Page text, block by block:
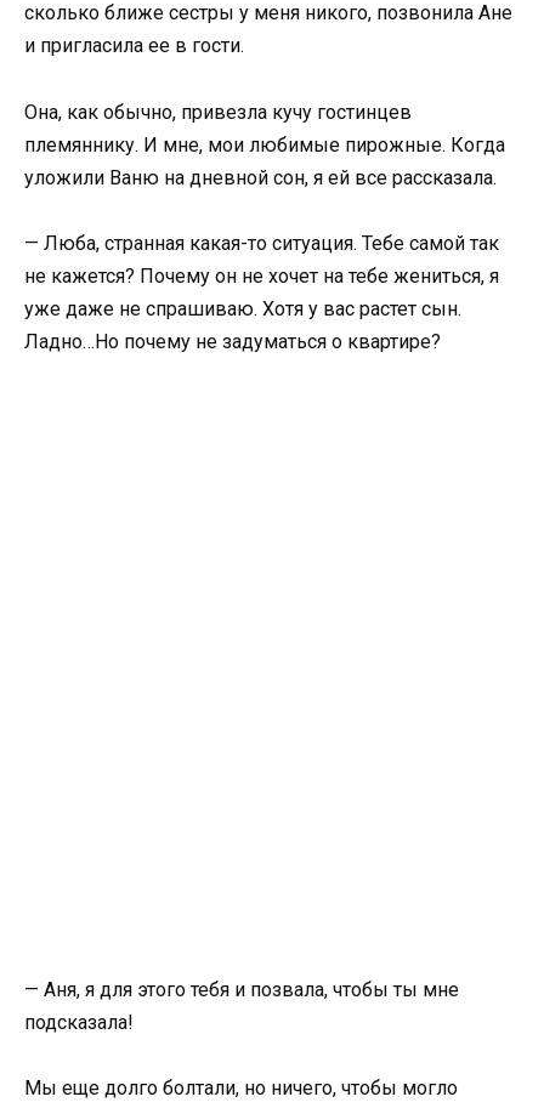
сколько ближе сестры у меня никого, позвонила Ане
и пригласила ее в гости.
Она, как обычно, привезла кучу гостинцев
племяннику. И мне, мои любимые пирожные. Когда
уложили Ваню на дневной сон, я ей все рассказала.
— Люба, странная какая-то ситуация. Тебе самой так
не кажется? Почему он не хочет на тебе жениться, я
уже даже не спрашиваю. Хотя у вас растет сын.
Ладно…Но почему не задуматься о квартире?
— Аня, я для этого тебя и позвала, чтобы ты мне
подсказала!
Мы еще долго болтали, но ничего, чтобы могло